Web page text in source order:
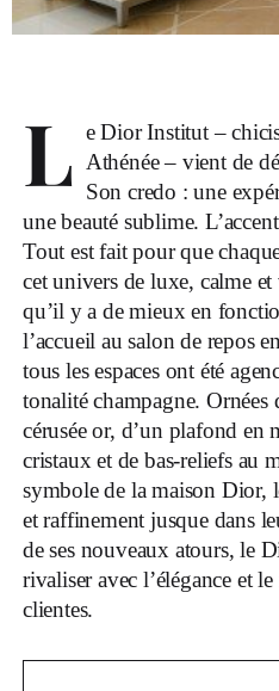
L e Dior Institut –
Athénée – vient de
Son credo : une
une beauté sublime.
Tout est fait pour que
cet univers de luxe, calme
qu’il y a de mieux en
l’accueil au salon de repos
tous les espaces ont été
tonalité champagne. Ornées
cérusée or, d’un plafond en
cristaux et de bas-reliefs au
symbole de la maison Dior,
et raffinement jusque dans
de ses nouveaux atours, le
rivaliser avec l’élégance et
clientes.